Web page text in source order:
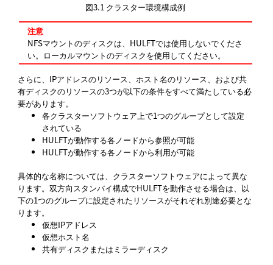
図3.1 クラスター環境構成例
注意
NFSマウントのディスクは、HULFTでは使用しないでくださ
い。ローカルマウントのディスクを使用してください。
さらに、IPアドレスのリソース、ホスト名のリソース、および共
有ディスクのリソースの3つが以下の条件をすべて満たしている必
要があります。
各クラスターソフトウェア上で1つのグループとして設定
されている
HULFTが動作する各ノードから参照が可能
HULFTが動作する各ノードから利用が可能
具体的な名称については、クラスターソフトウェアによって異な
ります。双方向スタンバイ構成でHULFTを動作させる場合は、以
下の1つのグループに設定されたリソースがそれぞれ別途必要とな
ります。
仮想IPアドレス
仮想ホスト名
共有ディスクまたはミラーディスク